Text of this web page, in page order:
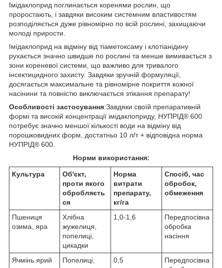
Імідаклоприд поглинається коренями рослин, що
проростають, і завдяки високим системним властивостям
розподіляється дуже рівномірно по всій рослині, захищаючи
молоді прирости.
Імідаклоприд на відміну від тіаметоксаму і клотіанідину
рухається значно швидше по рослині та менше вимивається з
зони кореневої системи, що важливо для тривалого
інсектицидного захисту. Завдяки зручній формуляції,
досягається максимальне та рівномірне покриття кожної
насінини та повністю виключається зтікання препарату!
Особливості застосування:Завдяки своїй препаративній
формі та високій концентрації імідаклоприду, НУПРІД® 600
потребує значно меншої кількості води на відміну від
порошковидних форм, достатньо 10 л/т + відповідна норма
НУПРІД® 600.
Норми використання:
Культура
Об'єкт,
проти якого
обробляєть
ся
Норма
витрати
препарату,
кг/га
Спосіб, час
обробок,
обмеження
Пшениця
озима, яра
Хлібна
жужелиця,
попелиці,
цикадки
1,0-1,6
Передпосівна
обробка
насіння
Ячмінь ярий
Попелиці,
0,5
Передпосівна